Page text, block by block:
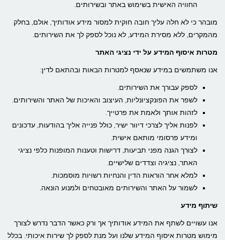
החוויה האישית בשימוש באתר ובשירותים.
מובהר כי לא חלה עליך חובה חוקית למסור מידע אודותיך, אולם, בחלק
מהמקרים, ללא מסירת המידע, לא נוכל לספק לך את השירותים.
מטרות איסוף המידע על ידי נציגי האתר
אנו משתמשים במידע שנאסף למטרות הבאות ובהתאם לדין:
לספק עבורך את השירותים.
לשפר את הפונקציונליות, העיצוב והאיכות של האתר והשירותים.
לזהות אותך ולאמת את פרטייך.
לפנות אליך לצרכי דיוור ישיר, כולל פנייה אליך בהודעות, עדכונים
ומידע פרסומי מותאם אישית.
לצורך הגנה מפני תביעות, דרישות וטענות המופנות כלפי נציגי
האתר, נציגיה וצדדים שלישיים.
למלא אחר הוראות הדין והנחיות רשויות מוסמכות.
לשמור על האתר והשירותים מאובטחים ולמנוע הונאה.
שיתוף מידע
אנו עשויים לשתף את המידע אודותיך אך ורק כאשר הדבר נדרש לצורך
מימוש מטרות איסוף המידע שלנו ועל מנת לספק לך שירות איכותי. בכלל